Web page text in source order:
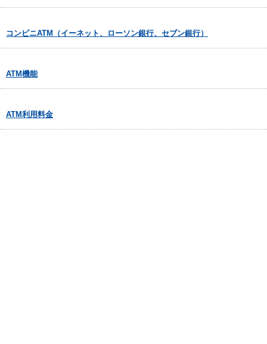
コンビニATM（イーネット、ローソン銀行、セブン銀行）
ATM機能
ATM利用料金